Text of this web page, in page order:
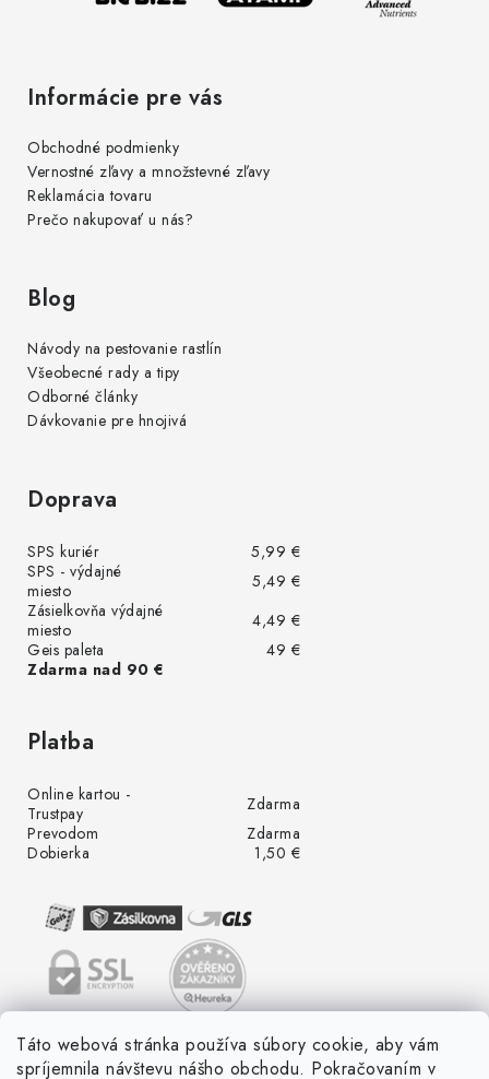
Táto webová stránka používa súbory cookie, aby vám
spríjemnila návštevu nášho obchodu. Pokračovaním v
Informácie pre vás
Obchodné podmienky
Vernostné zľavy a množstevné zľavy
Reklamácia tovaru
Prečo nakupovať u nás?
Blog
Návody na pestovanie rastlín
Všeobecné rady a tipy
Odborné články
Dávkovanie pre hnojivá
Doprava
SPS kuriér
5,99 €
SPS - výdajné
miesto
5,49 €
Zásielkovňa výdajné
miesto
4,49 €
Geis paleta
49 €
Zdarma nad 90 €
Platba
Online kartou -
Trustpay
Zdarma
Prevodom
Zdarma
Dobierka
1,50 €